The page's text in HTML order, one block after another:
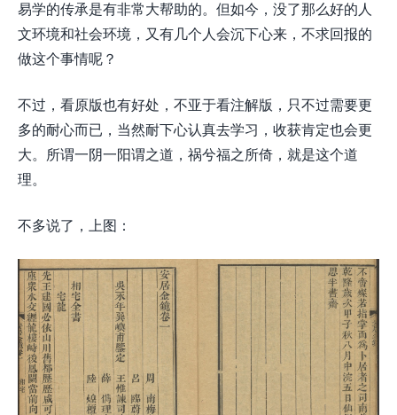
易学的传承是有非常大帮助的。但如今，没了那么好的人
文环境和社会环境，又有几个人会沉下心来，不求回报的
做这个事情呢？
不过，看原版也有好处，不亚于看注解版，只不过需要更
多的耐心而已，当然耐下心认真去学习，收获肯定也会更
大。所谓一阴一阳谓之道，祸兮福之所倚，就是这个道
理。
不多说了，上图：